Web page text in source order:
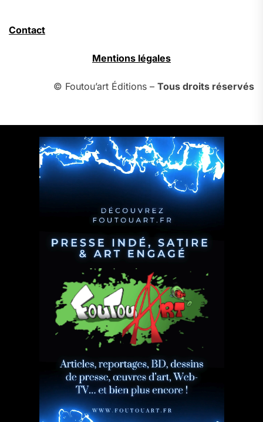
Contact
Mentions légales
© Foutou’art Éditions – Tous droits réservés